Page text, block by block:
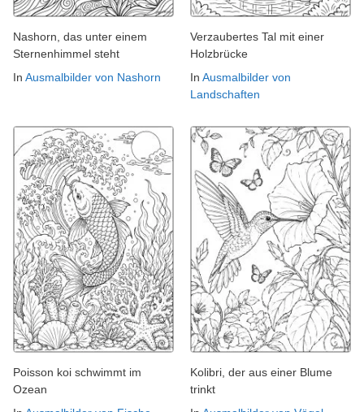
Nashorn, das unter einem
Sternenhimmel steht
In Ausmalbilder von Nashorn
Verzaubertes Tal mit einer
Holzbrücke
In Ausmalbilder von
Landschaften
Poisson koi schwimmt im
Ozean
Kolibri, der aus einer Blume
trinkt